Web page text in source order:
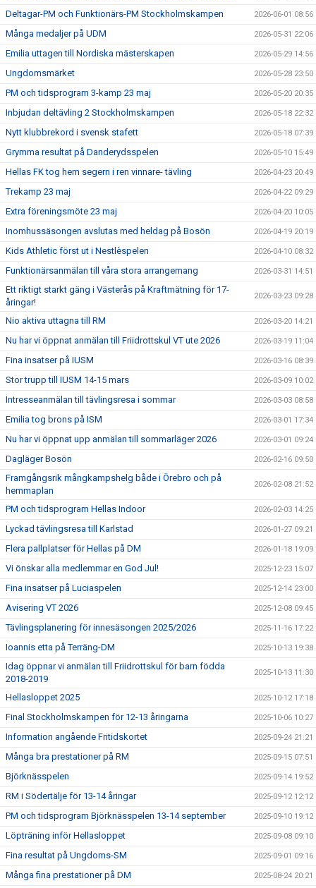
Deltagar-PM och Funktionärs-PM Stockholmskampen 2026-06-01 08:56
Många medaljer på UDM 2026-05-31 22:06
Emilia uttagen till Nordiska mästerskapen 2026-05-29 14:56
Ungdomsmärket 2026-05-28 23:50
PM och tidsprogram 3-kamp 23 maj 2026-05-20 20:35
Inbjudan deltävling 2 Stockholmskampen 2026-05-18 22:32
Nytt klubbrekord i svensk stafett 2026-05-18 07:39
Grymma resultat på Danderydsspelen 2026-05-10 15:49
Hellas FK tog hem segern i ren vinnare- tävling 2026-04-23 20:49
Trekamp 23 maj 2026-04-22 09:29
Extra föreningsmöte 23 maj 2026-04-20 10:05
Inomhussäsongen avslutas med heldag på Bosön 2026-04-19 20:19
Kids Athletic först ut i Nestlèspelen 2026-04-10 08:32
Funktionärsanmälan till våra stora arrangemang 2026-03-31 14:51
Ett riktigt starkt gäng i Västerås på Kraftmätning för 17-
åringar!
2026-03-23 09:28
Nio aktiva uttagna till RM 2026-03-20 14:21
Nu har vi öppnat anmälan till Friidrottskul VT ute 2026 2026-03-19 11:04
Fina insatser på IUSM 2026-03-16 08:39
Stor trupp till IUSM 14-15 mars 2026-03-09 10:02
Intresseanmälan till tävlingsresa i sommar 2026-03-03 08:58
Emilia tog brons på ISM 2026-03-01 17:34
Nu har vi öppnat upp anmälan till sommarläger 2026 2026-03-01 09:24
Dagläger Bosön 2026-02-16 09:50
Framgångsrik mångkampshelg både i Örebro och på
hemmaplan
2026-02-08 21:52
PM och tidsprogram Hellas Indoor 2026-02-03 14:25
Lyckad tävlingsresa till Karlstad 2026-01-27 09:21
Flera pallplatser för Hellas på DM 2026-01-18 19:09
Vi önskar alla medlemmar en God Jul! 2025-12-23 15:07
Fina insatser på Luciaspelen 2025-12-14 23:00
Avisering VT 2026 2025-12-08 09:45
Tävlingsplanering för innesäsongen 2025/2026 2025-11-16 17:22
Ioannis etta på Terräng-DM 2025-10-13 19:38
Idag öppnar vi anmälan till Friidrottskul för barn födda
2018-2019
2025-10-13 11:30
Hellasloppet 2025 2025-10-12 17:18
Final Stockholmskampen för 12-13 åringarna 2025-10-06 10:27
Information angående Fritidskortet 2025-09-24 21:21
Många bra prestationer på RM 2025-09-15 07:51
Björknässpelen 2025-09-14 19:52
RM i Södertälje för 13-14 åringar 2025-09-12 12:12
PM och tidsprogram Björknässpelen 13-14 september 2025-09-10 19:12
Löpträning inför Hellasloppet 2025-09-08 09:10
Fina resultat på Ungdoms-SM 2025-09-01 09:16
Många fina prestationer på DM 2025-08-24 20:21